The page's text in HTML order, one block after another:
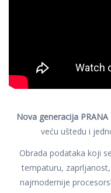
Nova generacija PRANA
veću uštedu i
Obrada podataka koji
tempaturu,
najmodernije